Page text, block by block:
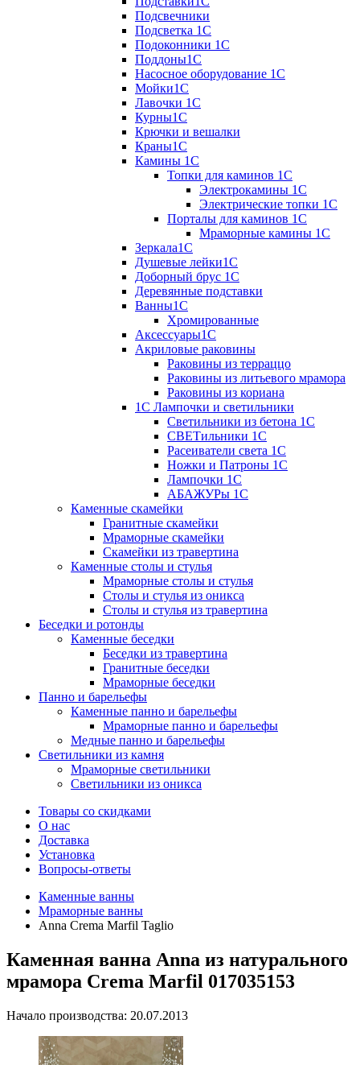
Подсвечники
Подсветка 1С
Подоконники 1С
Поддоны1С
Насосное оборудование 1С
Мойки1С
Лавочки 1С
Курны1С
Крючки и вешалки
Краны1С
Камины 1C
Топки для каминов 1C
Электрокамины 1С
Электрические топки 1C
Порталы для каминов 1С
Мраморные камины 1C
Зеркала1С
Душевые лейки1С
Доборный брус 1С
Деревянные подставки
Ванны1С
Хромированные
Аксессуары1С
Акриловые раковины
Раковины из терраццо
Раковины из литьевого мрамора
Раковины из кориана
1С Лампочки и светильники
Светильники из бетона 1С
СВЕТильники 1С
Расеиватели света 1С
Ножки и Патроны 1С
Лампочки 1С
АБАЖУРы 1С
Каменные скамейки
Гранитные скамейки
Мраморные скамейки
Скамейки из травертина
Каменные столы и стулья
Мраморные столы и стулья
Столы и стулья из оникса
Столы и стулья из травертина
Беседки и ротонды
Каменные беседки
Беседки из травертина
Гранитные беседки
Мраморные беседки
Панно и барельефы
Каменные панно и барельефы
Мраморные панно и барельефы
Медные панно и барельефы
Светильники из камня
Мраморные светильники
Светильники из оникса
Товары со скидками
О нас
Доставка
Установка
Вопросы-ответы
Каменные ванны
Мраморные ванны
Anna Crema Marfil Taglio
Каменная ванна Anna из натурального
мрамора Crema Marfil 017035153
Начало производства: 20.07.2013